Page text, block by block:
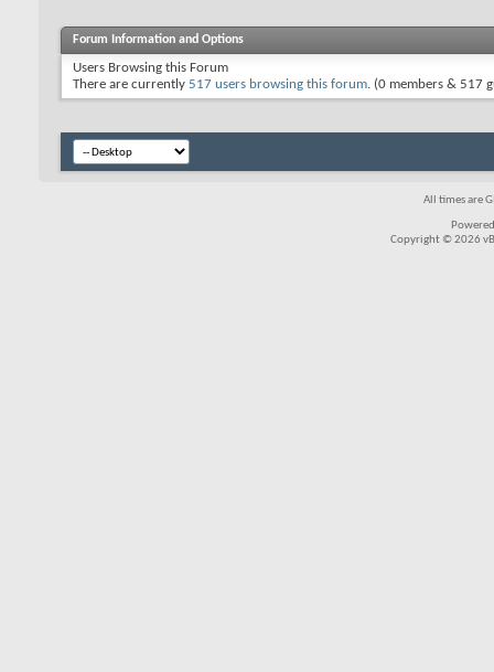
Forum Information and Options
Users Browsing this Forum
There are currently 517 users browsing this forum. (0 members & 517
All times are
Copyright © 2026